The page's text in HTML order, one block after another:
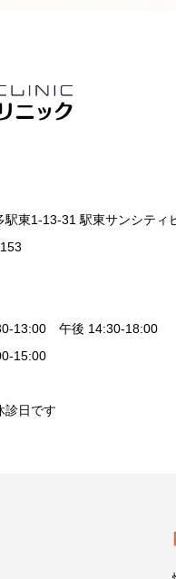
駅東1-13-31 駅東サンシティ
13:00 午後 14:30-18:00
15:00
診日です